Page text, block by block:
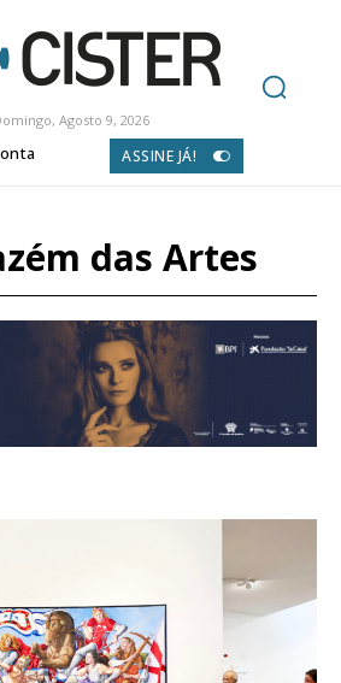
Agosto 9, 2026
ASSINE JÁ!
das Artes